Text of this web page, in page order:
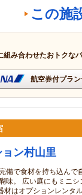
この施
組み合わせたおトクな
航空券付プラ
ン村山里
備で食材を持ち込んで
味。 広い庭にもミニ
材はオプションレンタ